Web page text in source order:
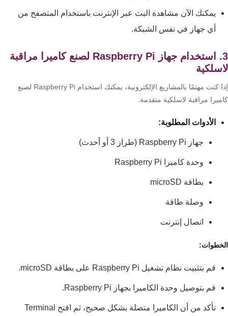
يمكنك الآن مشاهدة البث عبر الإنترنت باستخدام المتصفح من
أي جهاز في نفس الشبكة.
3. استخدام جهاز Raspberry Pi لصنع كاميرا مراقبة
إذا كنت مهتمًا بالمشاريع الإلكترونية، يمكنك استخدام Raspberry Pi لصنع
مراقبة لاسلكية متقدمة.
الأدوات المطلوبة:
جهاز Raspberry Pi (طراز 3 أو أحدث)
وحدة كاميرا Raspberry Pi
بطاقة microSD
وصلة طاقة
اتصال إنترنت
قم بتثبيت نظام تشغيل Raspberry Pi على بطاقة microSD.
قم بتوصيل وحدة الكاميرا بجهاز Raspberry Pi.
تأكد من أن الكاميرا متصلة بشكل صحيح، ثم افتح Terminal